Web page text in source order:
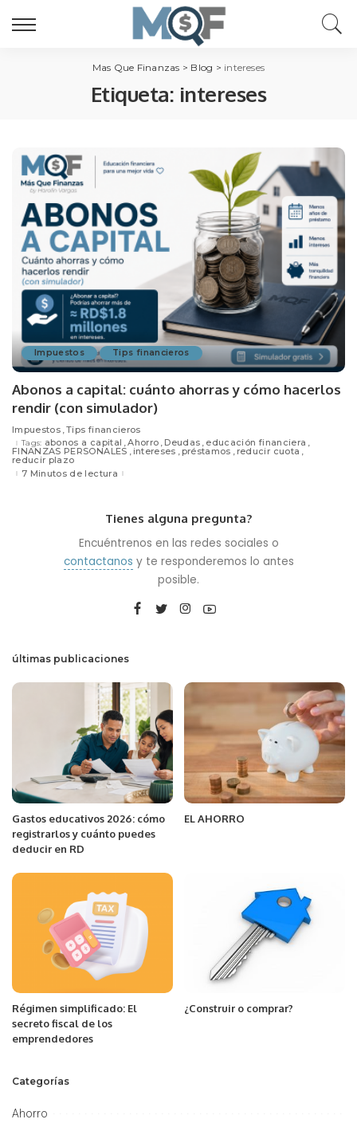
Mas Que Finanzas > Blog > intereses
Etiqueta: intereses
Impuestos Tips financieros
Abonos a capital: cuánto ahorras y cómo hacerlos
rendir (con simulador)
Impuestos Tips financieros
Tags: abonos a capital Ahorro Deudas educación financiera
FINANZAS PERSONALES intereses préstamos reducir cuota
reducir plazo
7 Minutos de lectura
Tienes alguna pregunta?
Encuéntrenos en las redes sociales o
contactanos y te responderemos lo antes
posible.
últimas publicaciones
Gastos educativos 2026: cómo
registrarlos y cuánto puedes
deducir en RD
EL AHORRO
Régimen simplificado: El
secreto fiscal de los
emprendedores
¿Construir o comprar?
Categorías
Ahorro